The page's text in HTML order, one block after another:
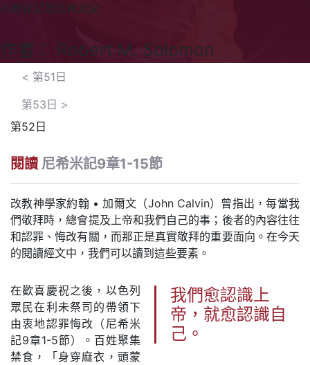
以斯拉記及尼希米記
作者： Robert M. Solomon
< 第51日
第53日 >
第52日
閱讀 尼希米記9章1-15節
改教神學家約翰 • 加爾文（John Calvin）曾指出，每當我
們敬拜時，總會提及上帝和我們自己的事；後者的內容往往
和認罪、悔改有關，而那正是真實敬拜的重要面向。在今天
的閱讀經文中，我們可以讀到這些要素。
我們愈認識上
帝，就愈認識自
己。
在歡喜慶祝之後，以色列
眾民在利未祭司的帶領下
由衷地認罪悔改（尼希米
記9章1-5節）。百姓聚集
禁食，「身穿麻衣，頭蒙